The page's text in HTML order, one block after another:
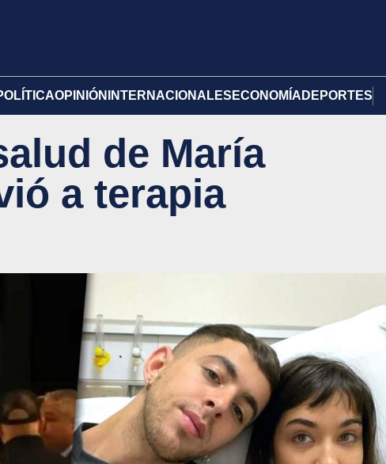
OPINIÓN INTERNACIONALES ECONOMÍA DEPORTES
de María
a terapia